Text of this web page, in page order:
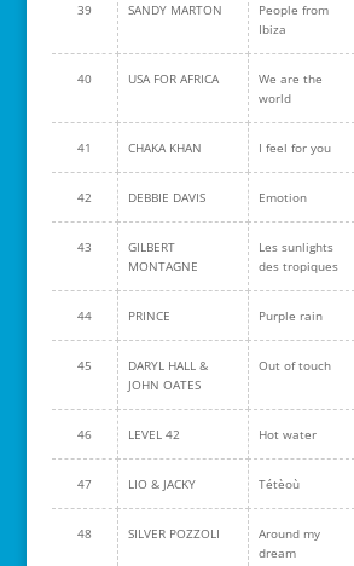
39 SANDY MARTON
People from
Ibiza
40 USA FOR AFRICA
We are the
world
41 CHAKA KHAN I feel for you
42 DEBBIE DAVIS Emotion
43
GILBERT
MONTAGNE
Les sunlights
des tropiques
44 PRINCE Purple rain
45
DARYL HALL &
JOHN OATES
Out of touch
46 LEVEL 42 Hot water
47 LIO & JACKY Tétèoù
48 SILVER POZZOLI
Around my
dream